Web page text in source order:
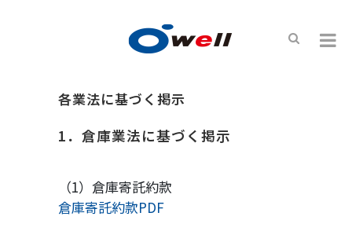
各業法に基づく掲示
1．倉庫業法に基づく掲示
（1）倉庫寄託約款
倉庫寄託約款PDF